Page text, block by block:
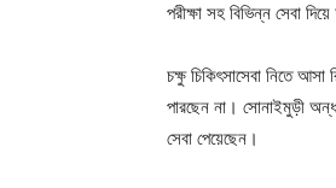
পরীক্ষা সহ বিভিন্ন সেবা
চক্ষু চিকিৎসাসেবা নিতে
পারছেন না। সোনাইমুড়ী
সেবা পেয়েছেন।